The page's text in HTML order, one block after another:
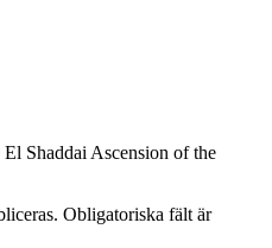
Shaddai Ascension of the
Obligatoriska fält är